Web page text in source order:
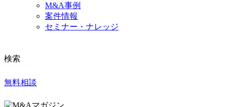
M&A事例
案件情報
セミナー・ナレッジ
検索
無料相談